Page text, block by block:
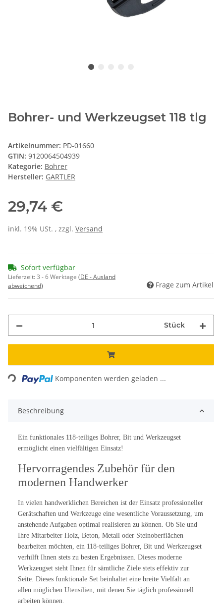
Bohrer- und Werkzeugset 118 tlg
Artikelnummer: PD-01660
GTIN: 9120064504939
Kategorie: Bohrer
Hersteller: GARTLER
29,74 €
inkl. 19% USt. , zzgl. Versand
Sofort verfügbar
Lieferzeit:3 - 6 Werktage (DE - Ausland
abweichend)
Frage zum Artikel
Stück
Komponenten werden geladen ...
Beschreibung
Ein funktionales 118-teiliges Bohrer, Bit und Werkzeugset
ermöglicht einen vielfältigen Einsatz!
Hervorragendes Zubehör für den
modernen Handwerker
In vielen handwerklichen Bereichen ist der Einsatz professioneller
Gerätschaften und Werkzeuge eine wesentliche Voraussetzung, um
anstehende Aufgaben optimal realisieren zu können. Ob Sie und
Ihre Mitarbeiter Holz, Beton, Metall oder Steinoberflächen
bearbeiten möchten, ein 118-teiliges Bohrer, Bit und Werkzeugset
verhilft Ihnen stets zu besten Ergebnissen. Dieses moderne
Werkzeugset steht Ihnen für sämtliche Ziele stets effektiv zur
Seite. Dieses funktionale Set beinhaltet eine breite Vielfalt an
allen möglichen Utensilien, mit denen Sie täglich professionell
arbeiten können.